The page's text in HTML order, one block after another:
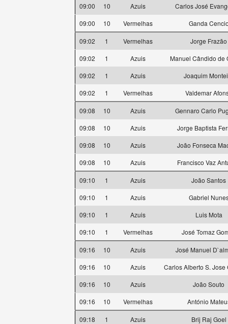
09:00
10 Azuis
Carlos José
09:00
10 Vermelhas Ganda
09:02 1 Vermelhas
Jorge Frazão
09:02
1 Azuis
Manuel Cândido de
09:02
1 Azuis
Joaquim
09:02
1 Vermelhas Valdemar
09:08 10 Azuis
Gennaro Carlo
09:08
10 Azuis
Jorge Baptista
09:08
10 Azuis
João Fonseca
09:08
10 Azuis Francisco Vaz
09:10 1 Azuis
João Santos
09:10
1 Azuis
Gabriel
09:10
1 Azuis
Luis Mota
09:10
1 Vermelhas José Tomaz
09:16 10 Azuis
José Manuel
09:16
10 Azuis
Carlos Alberto S. Jose
09:16
10 Azuis
João Souto
09:16
10 Vermelhas António
09:18 1 Azuis
Brij Raj Goel